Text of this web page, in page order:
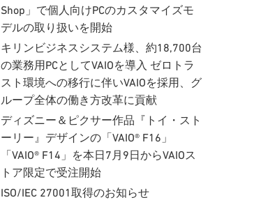
Shop」で個人向けPCのカスタマイズモ
デルの取り扱いを開始
キリンビジネスシステム様、約18,700台
の業務用PCとしてVAIOを導入 ゼロトラ
スト環境への移行に伴いVAIOを採用、グ
ループ全体の働き方改革に貢献
ディズニー＆ピクサー作品『トイ・スト
ーリー』デザインの「VAIO® F16」
「VAIO® F14」を本日7月9日からVAIOス
トア限定で受注開始
ISO/IEC 27001取得のお知らせ